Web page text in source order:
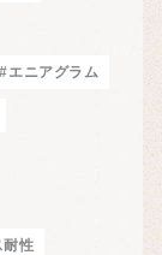
#エニアグラム
耐性